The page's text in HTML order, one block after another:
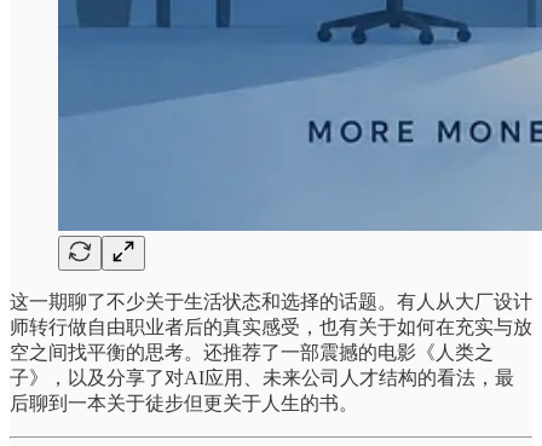
这一期聊了不少关于生活状态和选择的话题。有人从大厂设计
师转行做自由职业者后的真实感受，也有关于如何在充实与放
空之间找平衡的思考。还推荐了一部震撼的电影《人类之
子》，以及分享了对AI应用、未来公司人才结构的看法，最
后聊到一本关于徒步但更关于人生的书。